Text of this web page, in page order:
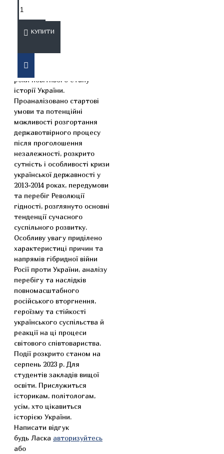
КУПИТИ
ОПИС
охарактеризовано 2014-2023
роки новітнього етапу
історії України.
Проаналізовано стартові
умови та потенційні
можливості розгортання
державотвірного процесу
після проголошення
незалежності, розкрито
сутність і особливості кризи
української державності у
2013-2014 роках, передумови
та перебіг Революції
гідності, розглянуто основні
тенденції сучасного
суспільного розвитку.
Особливу увагу приділено
характеристиці причин та
напрямів гібридної війни
Росії проти України, аналізу
перебігу та наслідків
повномасштабного
російського вторгнення,
героїзму та стійкості
українського суспільства й
реакції на ці процеси
світового співтовариства.
Події розкрито станом на
серпень 2023 р. Для
студентів закладів вищої
освіти. Прислужиться
історикам, політологам,
усім, хто цікавиться
історією України.
Написати відгук
будь Ласка авторизуйтесь
або